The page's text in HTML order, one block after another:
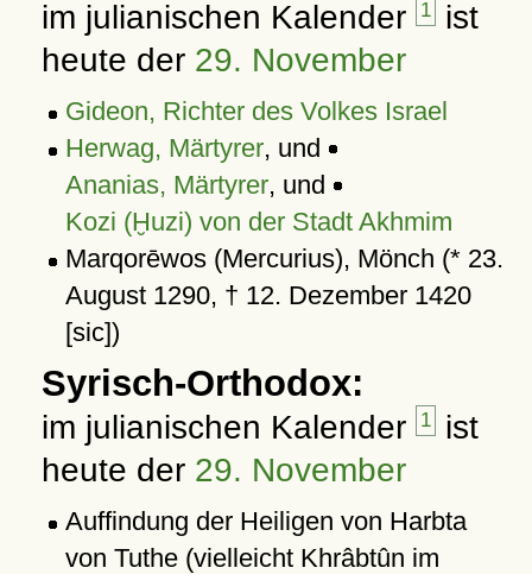
im julianischen Kalender 1 ist
heute der 29. November
Gideon, Richter des Volkes Israel
Herwag, Märtyrer, und
Ananias, Märtyrer, und
Kozi (Ḫuzi) von der Stadt Akhmim
Marqorēwos (Mercurius), Mönch (* 23.
August 1290, † 12. Dezember 1420
[sic])
Syrisch-Orthodox:
im julianischen Kalender 1 ist
heute der 29. November
Auffindung der Heiligen von Harbta
von Tuthe (vielleicht Khrâbtûn im